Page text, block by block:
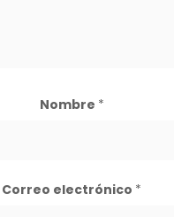
Nombre *
Correo electrónico *